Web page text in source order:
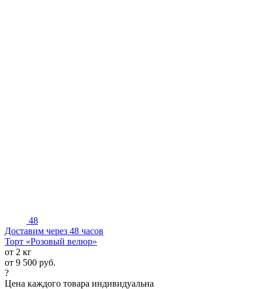
48
Доставим через 48 часов
Торт «Розовый велюр»
от 2 кг
от 9 500 руб.
?
Цена каждого товара индивидуальна